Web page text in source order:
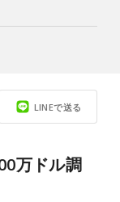
LINEで送る
万ドル調